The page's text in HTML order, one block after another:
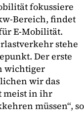
fokussiere
Bereich, findet
E-Mobilität.
stehe
Der erste
wichtiger
wir das
meist in ihr
müssen“, so